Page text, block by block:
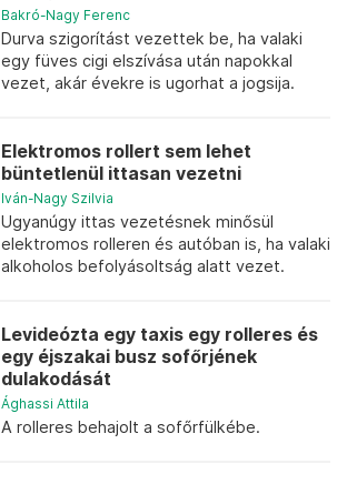
Bakró-Nagy Ferenc
Durva szigorítást vezettek be, ha valaki
egy füves cigi elszívása után napokkal
vezet, akár évekre is ugorhat a jogsija.
Elektromos rollert sem lehet
büntetlenül ittasan vezetni
Iván-Nagy Szilvia
Ugyanúgy ittas vezetésnek minősül
elektromos rolleren és autóban is, ha valaki
alkoholos befolyásoltság alatt vezet.
Levideózta egy taxis egy rolleres és
egy éjszakai busz sofőrjének
dulakodását
Ághassi Attila
A rolleres behajolt a sofőrfülkébe.